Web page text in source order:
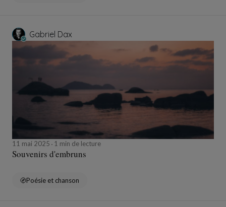
Gabriel Dax
11 mai 2025 1 min de lecture
Souvenirs d'embruns
Poésie et chanson